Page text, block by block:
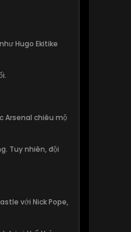
Hugo Ekitike
Arsenal chiêu mộ
Tuy nhiên, đội
với Nick Pope,